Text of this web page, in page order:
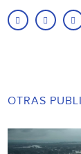
OTRAS